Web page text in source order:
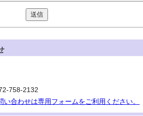
送信
758-2132
合わせは専用フォームをご利用ください。